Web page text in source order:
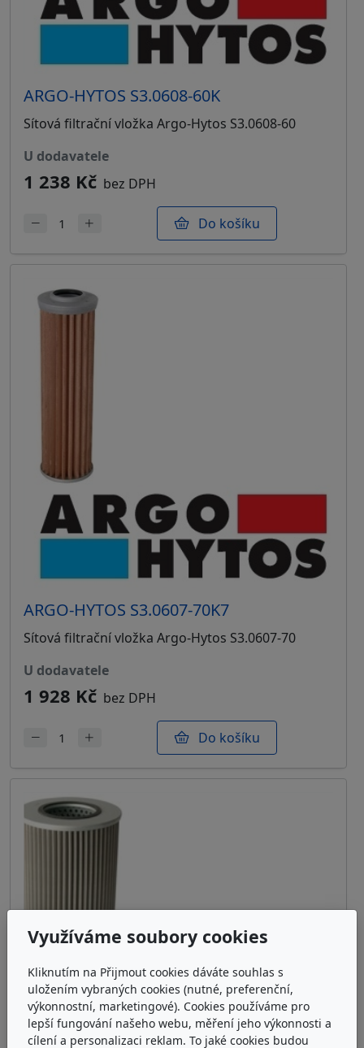
ARGO-HYTOS S3.0608-60K
Sítová filtrační vložka Argo-Hytos S3.0608-60
u dodavatele
1 238 Kč bez DPH
Do košíku
ARGO-HYTOS S3.0607-70K7
Sítová filtrační vložka Argo-Hytos S3.0607-70
u dodavatele
1 928 Kč bez DPH
Do košíku
Využíváme soubory cookies
Kliknutím na Přijmout cookies dáváte souhlas s
uložením vybraných cookies (nutné, preferenční,
výkonnostní, marketingové). Cookies používáme pro
lepší fungování našeho webu, měření jeho výkonnosti a
cílení a personalizaci reklam. To jaké cookies budou